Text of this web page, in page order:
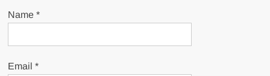
Name*
Email*